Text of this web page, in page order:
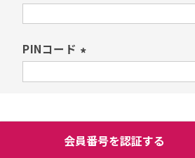
必
)
PINコード
必
)
会員番号を認証する